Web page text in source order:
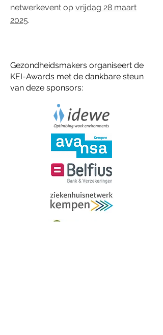
netwerkevent op vrijdag 28 maart
2025.
Gezondheidsmakers organiseert de
KEI-Awards met de dankbare steun
van deze sponsors: